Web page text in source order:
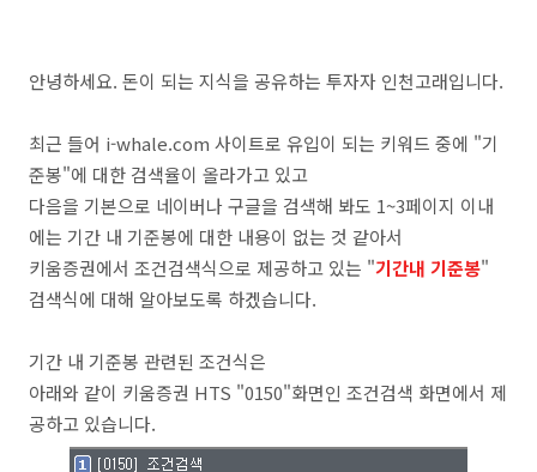
안녕하세요. 돈이 되는 지식을 공유하는 투자자 인천고래입니다.
최근 들어 i-whale.com 사이트로 유입이 되는 키워드 중에 "기
준봉"에 대한 검색율이 올라가고 있고
다음을 기본으로 네이버나 구글을 검색해 봐도 1~3페이지 이내
에는 기간 내 기준봉에 대한 내용이 없는 것 같아서
키움증권에서 조건검색식으로 제공하고 있는 "기간내 기준봉"
검색식에 대해 알아보도록 하겠습니다.
기간 내 기준봉 관련된 조건식은
아래와 같이 키움증권 HTS "0150"화면인 조건검색 화면에서 제
공하고 있습니다.